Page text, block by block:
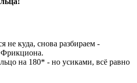
не куда, снова разбираем -
на 180* - но усиками, всё равно